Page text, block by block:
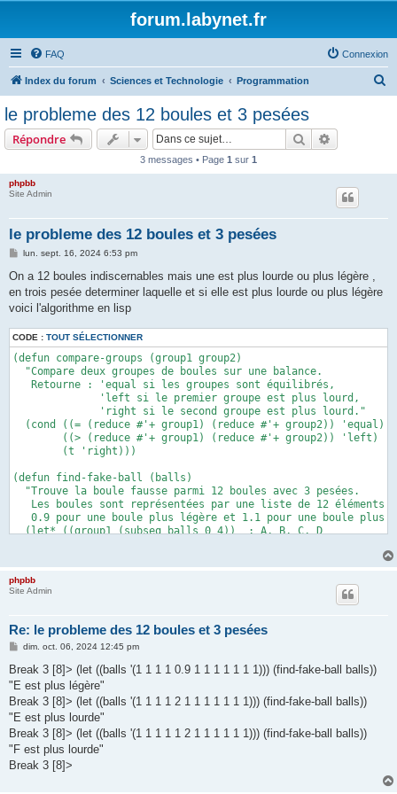
forum.labynet.fr
FAQ Connexion
Index du forum Sciences et Technologie Programmation
le probleme des 12 boules et 3 pesées
Répondre Rechercher
3 messages • Page 1 sur 1
phpbb
Site Admin
le probleme des 12 boules et 3 pesées
M
s
a
g
lun. sept. 16, 2024 6:53 pm
On a 12 boules indiscernables mais une est plus lourde ou plus légère ,
en trois pesée determiner laquelle et si elle est plus lourde ou plus légère
voici l'algorithme en lisp
CODE : TOUT SÉLECTIONNER
(defun compare-groups (group1 group2)
  "Compare deux groupes de boules sur une balance.
   Retourne : 'equal si les groupes sont équilibrés,
              'left si le premier groupe est plus lourd,
              'right si le second groupe est plus lourd."
  (cond ((= (reduce #'+ group1) (reduce #'+ group2)) 'equal)
        ((> (reduce #'+ group1) (reduce #'+ group2)) 'left)
        (t 'right)))
(defun find-fake-ball (balls)
  "Trouve la boule fausse parmi 12 boules avec 3 pesées.
Les boules sont représentées par une liste de 12 éléments
0.9 pour une boule plus légère et 1.1 pour une boule plus
  (let* ((group1 (subseq balls 0 4))  ; A, B, C, D
         (first-weigh (compare-groups group1 group2)))
    ;; Première pesée : A,B,C,D contre E,F,G,H
;; Cas 1: Équilibre (les boules A à H sont
      ((eq first-weigh 'equal)
(let ((second-weigh (compare-groups (subseq balls 0 3)
(subseq balls 8
         (cond
           ((eq second-weigh 'equal)
(let ((third-weigh (compare-groups (list (nth 11
              (cond
                ((eq third-weigh 'equal) "IMPOSSIBLE")
                ((eq third-weigh 'left) "L est plus lourde")
                (t "L est plus légère"))))
           ((eq second-weigh 'left)
(let ((third-weigh (compare-groups (list (nth 8
phpbb
Site Admin
Re: le probleme des 12 boules et 3 pesées
M
s
a
g
dim. oct. 06, 2024 12:45 pm
Break 3 [8]> (let ((balls '(1 1 1 1 0.9 1 1 1 1 1 1 1))) (find-fake-ball balls))
"E est plus légère"
Break 3 [8]> (let ((balls '(1 1 1 1 2 1 1 1 1 1 1 1))) (find-fake-ball balls))
"E est plus lourde"
Break 3 [8]> (let ((balls '(1 1 1 1 1 2 1 1 1 1 1 1))) (find-fake-ball balls))
"F est plus lourde"
Break 3 [8]>